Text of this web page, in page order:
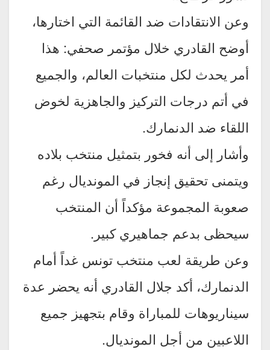
وعن الانتقادات ضد القائمة التي اختارها،
أوضح القادري خلال مؤتمر صحفي: هذا
أمر يحدث لكل منتخبات العالم، والجميع
في أتم درجات التركيز والجاهزية لخوض
اللقاء ضد الدنمارك.
وأشار إلى أنه فخور بتمثيل منتخب بلاده
ويتمنى تحقيق إنجاز في المونديال رغم
صعوبة المجموعة مؤكداً أن المنتخب
سيحظى بدعم جماهيري كبير.
وعن طريقة لعب منتخب تونس غداً أمام
الدنمارك، أكد جلال القادري أنه يحضر عدة
سيناريوهات للمباراة وقام بتجهيز جميع
اللاعبين من أجل المونديال.